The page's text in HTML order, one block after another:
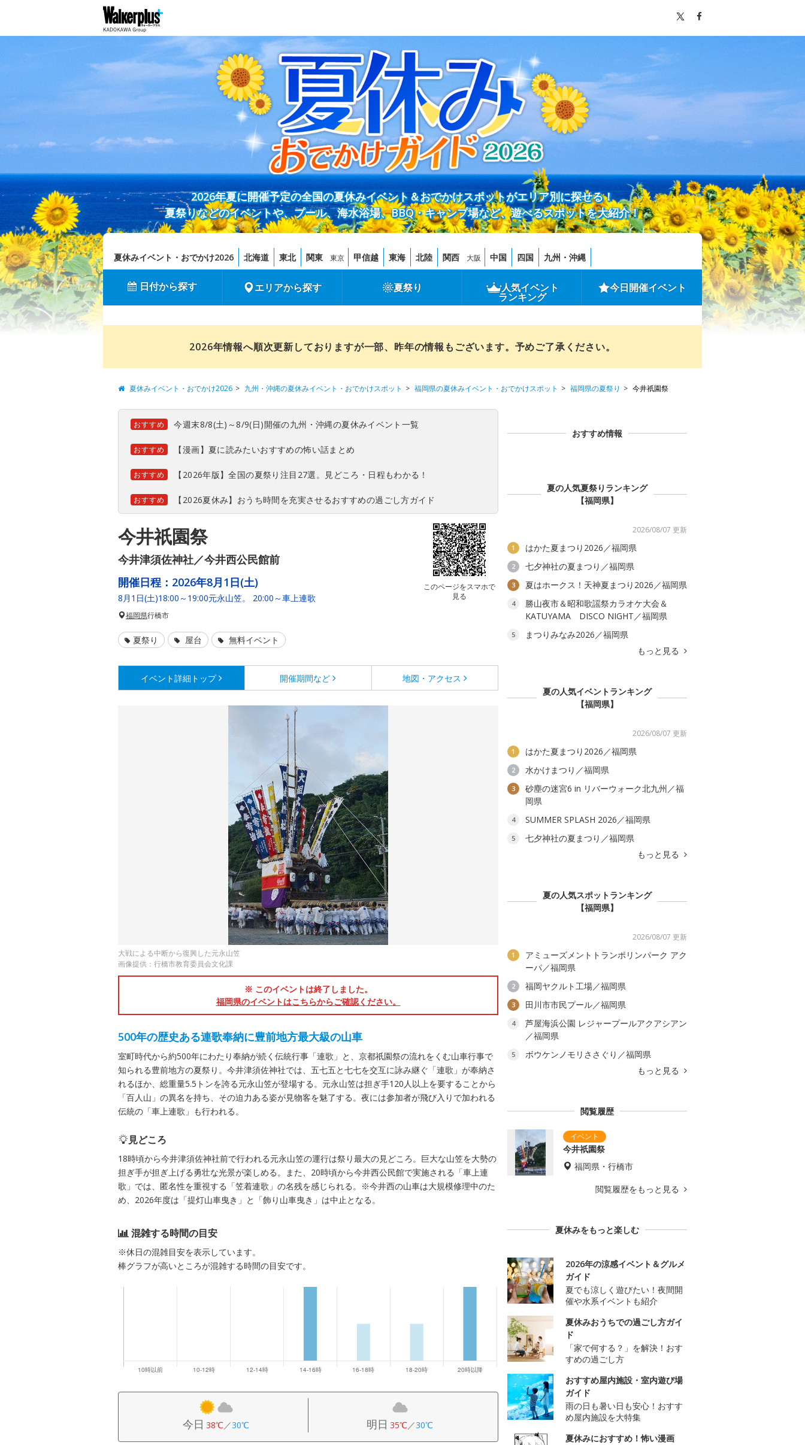
2026年夏に開催予定の全国の夏休みイベント＆おでかけスポットがエリア別に探せる！
夏祭りなどのイベントや、プール、海水浴場、BBQ・キャンプ場など、遊べるスポットを大紹介！
夏休みイベント・おでかけ2026 北海道 東北 関東 東京 甲信越 東海 北陸 関西 大阪 中国 四国 九州・沖縄
日付から探す エリアから探す 夏祭り 人気イベント
ランキング
今日開催イベント
2026年情報へ順次更新しておりますが一部、昨年の情報もございます。予めご了承ください。
夏休みイベント・おでかけ2026 九州・沖縄の夏休みイベント・おでかけスポット 福岡県の夏休みイベント・おでかけスポット 福岡県の夏祭り 今井祇園祭
おすすめ 今週末8/8(土)～8/9(日)開催の九州・沖縄の夏休みイベント一覧
おすすめ 【漫画】夏に読みたいおすすめの怖い話まとめ
おすすめ 【2026年版】全国の夏祭り注目27選。見どころ・日程もわかる！
おすすめ 【2026夏休み】おうち時間を充実させるおすすめの過ごし方ガイド
今井祇園祭
今井津須佐神社／今井西公民館前
このページをスマホで
見る
開催日程： 2026年8月1日(土)
8月1日(土)18:00～19:00元永山笠。 20:00～車上連歌
福岡県行橋市
夏祭り 屋台 無料イベント
イベント詳細 トップ 開催期間など 地図・アクセス
大戦による中断から復興した元永山笠
画像提供：行橋市教育委員会文化課
※ このイベントは終了しました。
福岡県のイベントはこちらからご確認ください。
500年の歴史ある連歌奉納に豊前地方最大級の山車
室町時代から約500年にわたり奉納が続く伝統行事「連歌」と、京都祇園祭の流れをくむ山車行事で
知られる豊前地方の夏祭り。今井津須佐神社では、五七五と七七を交互に詠み継ぐ「連歌」が奉納さ
れるほか、総重量5.5トンを誇る元永山笠が登場する。元永山笠は担ぎ手120人以上を要することから
「百人山」の異名を持ち、その迫力ある姿が見物客を魅了する。夜には参加者が飛び入りで加われる
伝統の「車上連歌」も行われる。
見どころ
18時頃から今井津須佐神社前で行われる元永山笠の運行は祭り最大の見どころ。巨大な山笠を大勢の
担ぎ手が担ぎ上げる勇壮な光景が楽しめる。また、20時頃から今井西公民館で実施される「車上連
歌」では、匿名性を重視する「笠着連歌」の名残を感じられる。※今井西の山車は大規模修理中のた
め、2026年度は「提灯山車曳き」と「飾り山車曳き」は中止となる。
混雑する時間の目安
※休日の混雑目安を表示しています。
棒グラフが高いところが混雑する時間の目安です。
今日 38℃／30℃ 明日 35℃／30℃
おすすめ情報
夏の人気夏祭りランキング
【福岡県】
2026/08/07 更新
1 はかた夏まつり2026／福岡県
2 七夕神社の夏まつり／福岡県
3 夏はホークス！天神夏まつり2026／福岡県
4
勝山夜市＆昭和歌謡祭カラオケ大会＆
KATUYAMA DISCO NIGHT／福岡県
5
まつりみなみ2026／福岡県
もっと見る
夏の人気イベントランキング
【福岡県】
2026/08/07 更新
1 はかた夏まつり2026／福岡県
2 水かけまつり／福岡県
3
砂塵の迷宮6 in リバーウォーク北九州／福
岡県
4 SUMMER SPLASH 2026／福岡県
5
七夕神社の夏まつり／福岡県
もっと見る
夏の人気スポットランキング
【福岡県】
2026/08/07 更新
1
アミューズメントトランポリンパーク アク
ーパ／福岡県
2 福岡ヤクルト工場／福岡県
3 田川市市民プール／福岡県
4
芦屋海浜公園 レジャープールアクアシアン
／福岡県
5
ボウケンノモリささぐり／福岡県
もっと見る
閲覧履歴
今井祇園祭
福岡県・行橋市
閲覧履歴をもっと見る
夏休みをもっと楽しむ
2026年の涼感イベント＆グルメ
ガイド
夏でも涼しく遊びたい！夜間開
催や水系イベントも紹介
夏休みおうちでの過ごし方ガイ
ド
「家で何する？」を解決！おす
すめの過ごし方
おすすめ屋内施設・室内遊び場
ガイド
雨の日も暑い日も安心！おすす
め屋内施設を大特集
夏休みにおすすめ！怖い漫画